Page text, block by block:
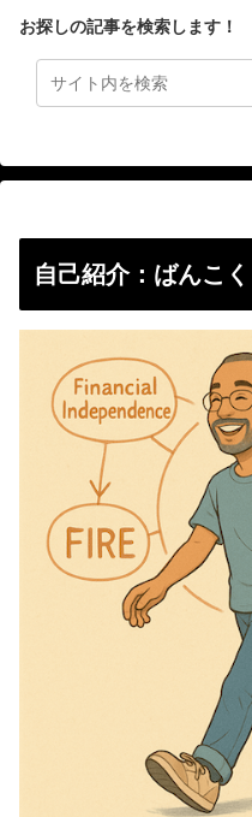
お探しの記事を検索します！
自己紹介：ばんこく